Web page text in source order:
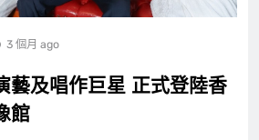
3 個月 ago
藝及唱作巨星 正式登陸香
館